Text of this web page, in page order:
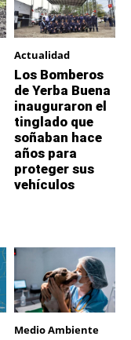
Actualidad
Los Bomberos
de Yerba Buena
inauguraron el
tinglado que
soñaban hace
años para
proteger sus
vehículos
Medio Ambiente